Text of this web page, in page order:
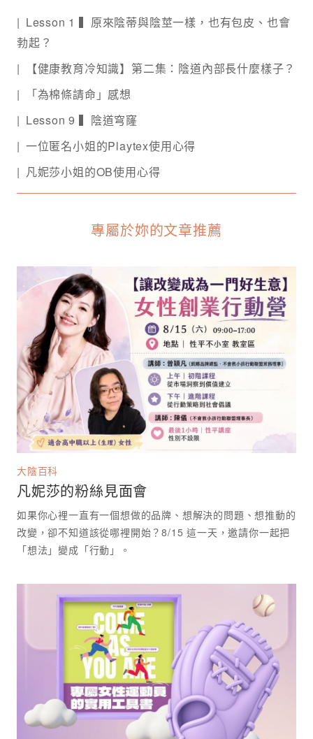
Lesson 1 ▍原來陰蒂與陰莖一樣，也有包皮、也會
勃起？
【健康教育冷知識】第二集：陰道內部長什麼樣子？
「為棉條請命」感想
Lesson 9 ▍陰道穹窿
一位匿名小姐的Playtex使用心得
凡妮莎小姐的OB使用心得
專屬於妳的文章推薦
大陰百科
凡妮莎的粉絲見面會
如果你心裡一直有一個想做的品牌、想解決的問題、想推動的
改變，卻不知道該從哪裡開始？8/15 這一天，邀請你一起把
「想法」變成「行動」。